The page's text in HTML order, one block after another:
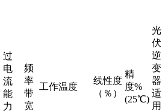
过
电
流
能
力
频
率
带
宽
工作温度
线性度
（％）
精
度%
(25℃)
光
伏
逆
变
器
适
用